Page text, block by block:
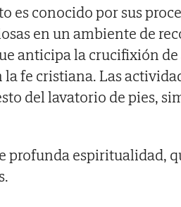
es conocido por sus
en un ambiente de
anticipa la crucifixión de
fe cristiana. Las
del lavatorio de pies,
profunda espiritualidad,